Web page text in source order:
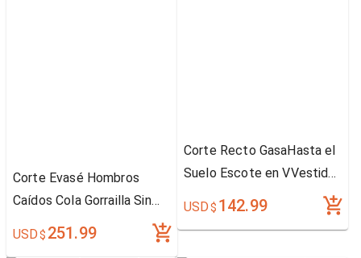
Corte Evasé Hombros
Caídos Cola Gorrailla Sin
Mangas Tafetán Encaje
Vestido de Novia
USD$ 251.99
Corte Recto GasaHasta el
Suelo Escote en VVestido
de Novia
USD$ 142.99